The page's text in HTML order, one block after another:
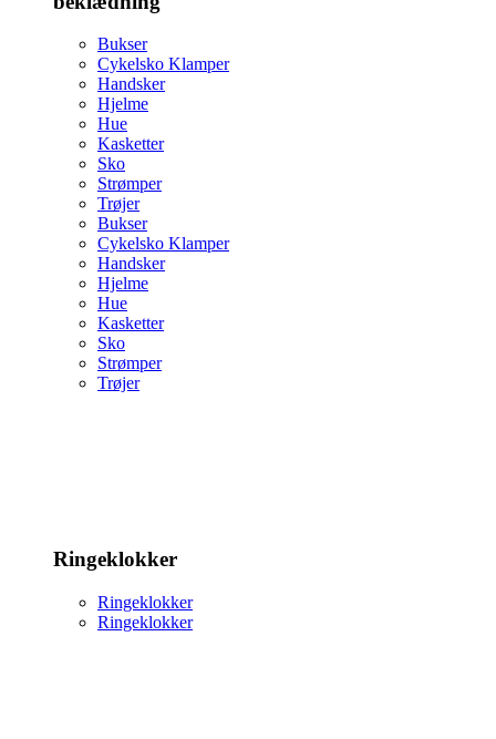
Bukser
Cykelsko Klamper
Handsker
Hjelme
Hue
Kasketter
Sko
Strømper
Trøjer
Bukser
Cykelsko Klamper
Handsker
Hjelme
Hue
Kasketter
Sko
Strømper
Trøjer
Ringeklokker
Ringeklokker
Ringeklokker